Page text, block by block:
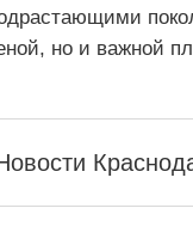
но и важной